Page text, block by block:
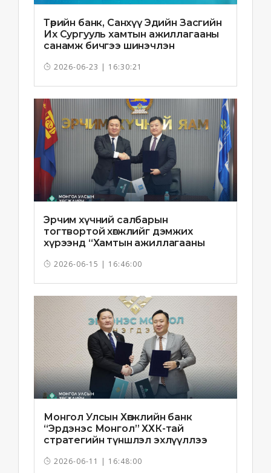
Төрийн банк, Санхүү Эдийн Засгийн
Их Сургууль хамтын ажиллагааны
санамж бичгээ шинэчлэн
2026-06-23 | 16:30:21
Эрчим хүчний салбарын
тогтвортой хөгжлийг дэмжих
хүрээнд “Хамтын ажиллагааны
2026-06-15 | 16:46:00
Монгол Улсын Хөгжлийн банк
“Эрдэнэс Монгол” ХХК-тай
стратегийн түншлэл эхлүүллээ
2026-06-11 | 16:48:00